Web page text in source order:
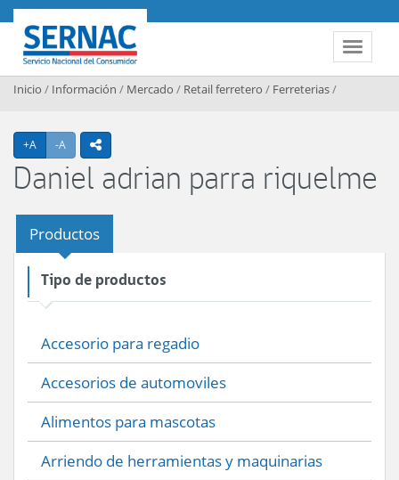
Contenido principal
Toggle
SERNAC
Inicio / Información / Mercado / Retail ferretero / Ferreterias/
+A Agrandar texto
-A Achicar textoicono compartir
Daniel adrian parra riquelme
Productos
Tipo de productos
Accesorio para regadio
Accesorios de automoviles
Alimentos para mascotas
Arriendo de herramientas y maquinarias